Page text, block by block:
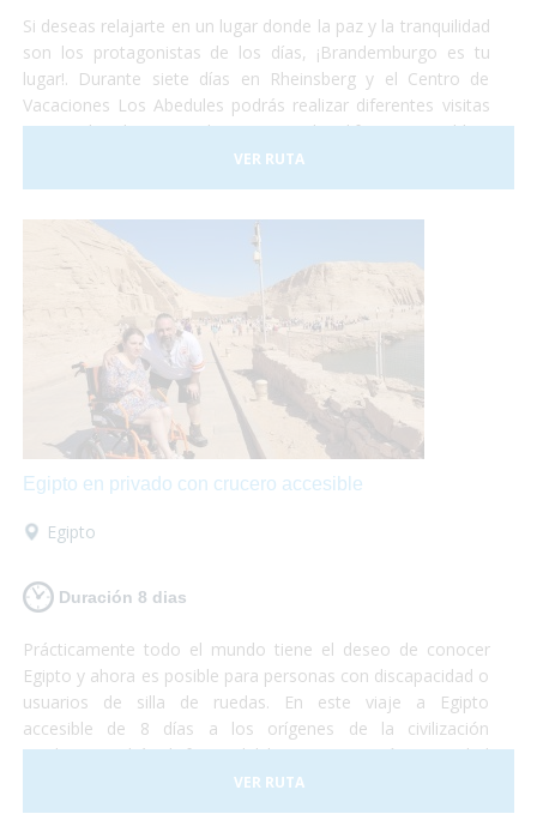
Si deseas relajarte en un lugar donde la paz y la tranquilidad
son los protagonistas de los días, ¡Brandemburgo es tu
lugar!. Durante siete días en Rheinsberg y el Centro de
Vacaciones Los Abedules podrás realizar diferentes visitas
tanto culturales como deportivas en los difernetes pueblos,
lagos y bosques frondosos. Todas las actividades te
fascinarán y son accesibles para personas con discapacidad
VER RUTA
Egipto en privado con crucero accesible
Egipto
Duración 8 dias
Prácticamente todo el mundo tiene el deseo de conocer
Egipto y ahora es posible para personas con discapacidad o
usuarios de silla de ruedas. En este viaje a Egipto
accesible de 8 días a los orígenes de la civilización
moderna podrás disfrutar del hermosa y "caótica" ciudad
de El Cairo para luego adentrarte por el Nilo a descubrir los
tesoros que alberga este país. Egipto es un lugar fantástico
VER RUTA